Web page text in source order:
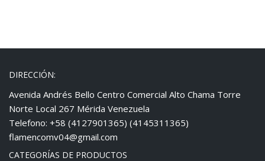
DIRECCIÓN:
Avenida Andrés Bello Centro Comercial Alto Chama Torre
Norte Local 267 Mérida Venezuela
Telefono: +58 (4127901365) (4145311365)
flamencomv04@gmail.com
CATEGORÍAS DE PRODUCTOS